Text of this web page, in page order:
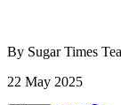
By Sugar Times
22 May 2025